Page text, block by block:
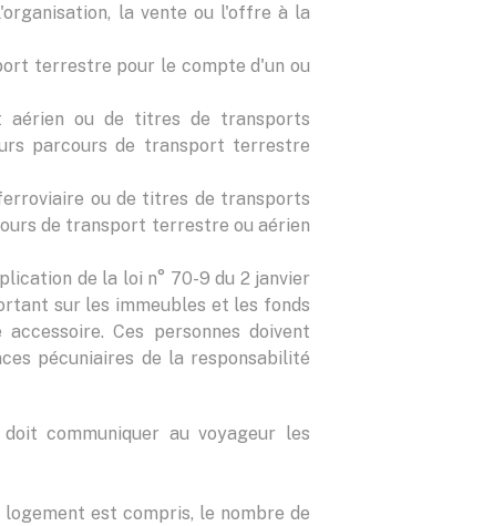
la vente ou l'offre à la
terrestre pour le compte d'un ou
aérien ou de titres de transports
parcours de transport terrestre
ou de titres de transports
de transport terrestre ou aérien
de la loi n° 70-9 du 2 janvier
sur les immeubles et les fonds
Ces personnes doivent
pécuniaires de la responsabilité
communiquer au voyageur les
est compris, le nombre de